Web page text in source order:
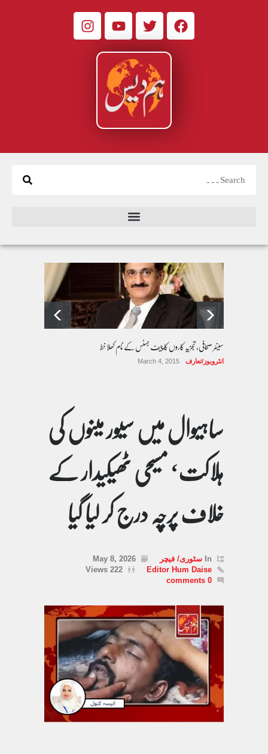
سینئر صحافی، تجزیہ کاروں کا چیف جسٹس کے نام کھلا خط
انٹرویوز/تعارف March 4, 2015
ساہیوال میں سیور مینوں کی
ہلاکت‘ مسیحی ٹھیکیدار کے
خلاف پرچہ درج کر لیا گیا
In سٹوری/ فیچر
May 8, 2026
Editor Hum Daise
222 Views
0 comments